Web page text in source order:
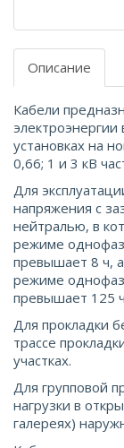
Описание
Кабели
электроэнергии
установках на
0,66; 1 и 3 кВ
Для
напряжения с
нейтралью, в
режиме
превышает 8 ч,
режиме
превышает 125
Для прокладки
трассе
участках.
Для групповой
нагрузки в
галереях)